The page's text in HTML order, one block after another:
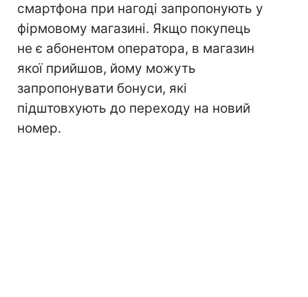
смартфона при нагоді запропонують у
фірмовому магазині. Якщо покупець
не є абонентом оператора, в магазин
якої прийшов, йому можуть
запропонувати бонуси, які
підштовхують до переходу на новий
номер.